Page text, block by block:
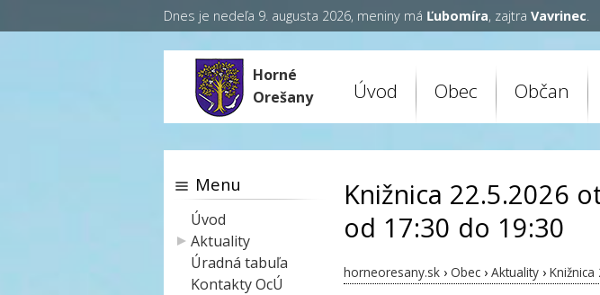
Dnes je nedeľa 9. augusta 2026, meniny má Ľubomíra, zajtra Vavrinec.
Horné
Orešany
Úvod Obec Občan
Knižnica 22.5.2026
od 17:30 do 19:30
horneoresany.sk › Obec › Aktuality ›
Menu
Úvod
Aktuality
Úradná tabuľa
Kontakty OcÚ